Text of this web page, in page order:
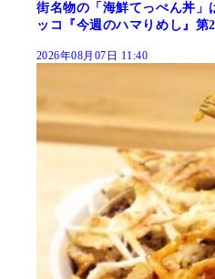
街名物の「海鮮てっぺん丼」
ッコ『今週のハマりめし』第
2026年08月07日 11:40